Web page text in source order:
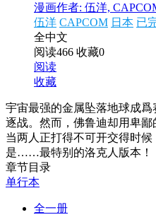
漫画作者: 伍洋,
伍洋 CAPCOM 日本 已
全中文
阅读466 收藏0
阅读
收藏
宇宙最强的金属坠落地球成
逐战。然而，佛鲁迪却用卑
当两人正打得不可开交得时
是……最特别的洛克人版本！
章节目录
单行本
全一册